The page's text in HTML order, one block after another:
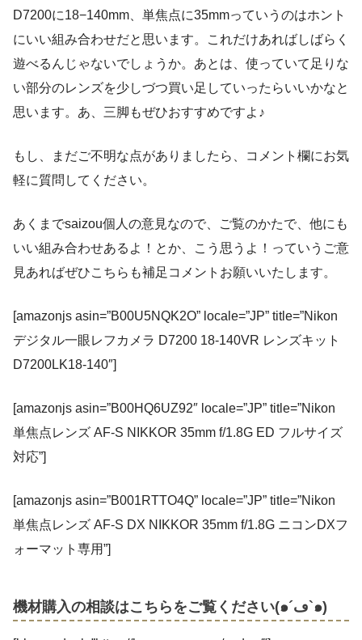
D7200に18−140mm、単焦点に35mmっていうのはホント
にいい組み合わせだと思います。これだけあればしばらく
遊べるんじゃないでしょうか。あとは、使っていて足りな
い部分のレンズを少しづつ買い足していったらいいかなと
思います。あ、三脚もぜひおすすめですよ♪
もし、まだご不明な点がありましたら、コメント欄にお気
軽に質問してください。
あくまでsaizou個人の意見なので、ご覧のかたで、他にも
いい組み合わせあるよ！とか、こう思うよ！っていうご意
見あればぜひこちらも補足コメントお願いいたします。
[amazonjs asin=”B00U5NQK2O” locale=”JP” title=”Nikon
デジタル一眼レフカメラ D7200 18-140VR レンズキット
D7200LK18-140″]
[amazonjs asin=”B00HQ6UZ92″ locale=”JP” title=”Nikon
単焦点レンズ AF-S NIKKOR 35mm f/1.8G ED フルサイズ
対応”]
[amazonjs asin=”B001RTTO4Q” locale=”JP” title=”Nikon
単焦点レンズ AF-S DX NIKKOR 35mm f/1.8G ニコンDXフ
ォーマット専用”]
機材購入の相談はこちらをご覧ください(๑´ڡ`๑)